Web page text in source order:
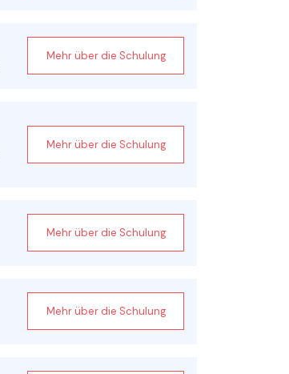
Mehr über die Schulung
Mehr über die Schulung
Mehr über die Schulung
Mehr über die Schulung